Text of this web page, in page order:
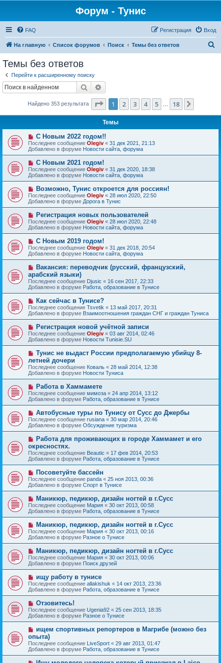
Форум - Тунис
FAQ Вход
Регистрация
На главную Список форумов Поиск Темы без ответов
Темы без ответов
Перейти к расширенному поиску
Поиск
Найдено 353 результата Страница из 18
1 2 3 4 5 18
Темы
Н
о
в
о
с
о
о
б
щ
е
н
и
е
С Новым 2022 годом!!
Последнее сообщение Olegiv « 31 дек 2021, 21:13
Добавлено в форуме Новости сайта, форума
Н
о
в
о
е
с
о
о
б
щ
е
н
и
е
С Новым 2021 годом!
Последнее сообщение Olegiv « 31 дек 2020, 18:38
Добавлено в форуме Новости сайта, форума
Н
о
в
о
е
с
о
о
б
щ
е
н
и
е
Возможно, Тунис откроется для россиян!
Последнее сообщение Olegiv « 28 июл 2020, 22:50
Добавлено в форуме Дорога в Тунис
Н
о
в
о
с
о
о
б
щ
е
н
и
е
Регистрация новых пользователей
Последнее сообщение Olegiv « 28 июл 2020, 22:48
Добавлено в форуме Новости сайта, форума
Н
о
в
о
е
с
о
о
б
щ
е
н
и
е
С Новым 2019 годом!
Последнее сообщение Olegiv « 31 дек 2018, 20:54
Добавлено в форуме Новости сайта, форума
Н
в
о
е
с
о
б
щ
е
н
и
е
Вакансия: переводчик (русский, французский,
арабский языки)
Последнее сообщение Djusic « 16 сен 2017, 22:33
Добавлено в форуме Работа, образование в Тунисе
Н
о
в
о
е
с
о
о
б
щ
е
н
и
е
Как сейчас в Тунисе?
Последнее сообщение Tsvetik « 13 май 2017, 20:31
Добавлено в форуме Взаимоотношения граждан СНГ и граждан Туниса
Н
о
в
о
е
о
о
б
щ
е
н
и
е
Регистрация новой учётной записи
Последнее сообщение Olegiv « 03 авг 2014, 02:46
Добавлено в форуме Новости Tunisie.SU
Н
в
о
е
с
о
б
щ
н
и
е
Тунис не выдаст России предполагаемую убийцу 8-
летней дочери
Последнее сообщение Коваль « 28 май 2014, 12:38
Добавлено в форуме Новости Туниса
Н
о
в
о
с
о
о
б
щ
е
н
и
е
Работа в Хаммамете
Последнее сообщение мимоза « 24 апр 2014, 13:12
Добавлено в форуме Работа, образование в Тунисе
Н
о
в
о
е
с
о
о
б
щ
е
н
и
е
Автобусные туры по Тунису от Сусс до Джербы
Последнее сообщение rusiana « 30 мар 2014, 20:46
Добавлено в форуме Обсуждение туризма
Н
в
о
е
с
о
б
щ
е
н
и
е
Работа для проживающих в городе Хаммамет и его
окресностях.
Последнее сообщение Beautic « 17 фев 2014, 20:53
Добавлено в форуме Работа, образование в Тунисе
Н
о
в
о
е
с
о
о
б
щ
е
н
и
е
Посоветуйте бассейн
Последнее сообщение panda « 25 ноя 2013, 00:36
Добавлено в форуме Спорт в Тунисе
Н
о
в
о
е
с
о
о
б
щ
е
н
и
Маникюр, педикюр, дизайн ногтей в г.Сусс
Последнее сообщение Мария « 30 окт 2013, 00:58
Добавлено в форуме Работа, образование в Тунисе
Н
о
в
о
е
с
о
о
б
щ
е
н
и
е
Маникюр, педикюр, дизайн ногтей в г.Сусс
Последнее сообщение Мария « 30 окт 2013, 00:16
Добавлено в форуме Разное о Тунисе
Н
о
в
о
с
о
о
б
щ
е
н
и
Маникюр, педикюр, дизайн ногтей в г.Сусс
Последнее сообщение Мария « 30 окт 2013, 00:06
Добавлено в форуме Поиск друзей
Н
о
в
о
с
о
о
б
щ
е
н
и
е
ищу работу в тунисе
Последнее сообщение allakishuk « 14 окт 2013, 23:36
Добавлено в форуме Работа, образование в Тунисе
Н
о
в
о
с
о
о
б
щ
е
Отзовитесь!
Последнее сообщение Ugenia92 « 25 сен 2013, 18:35
Добавлено в форуме Разное о Тунисе
Н
в
о
е
с
ищем спортивных репортеров в Магрибе (можно без
опыта)
Последнее сообщение LiveSport « 29 авг 2013, 01:47
Добавлено в форуме Работа, образование в Тунисе
Н